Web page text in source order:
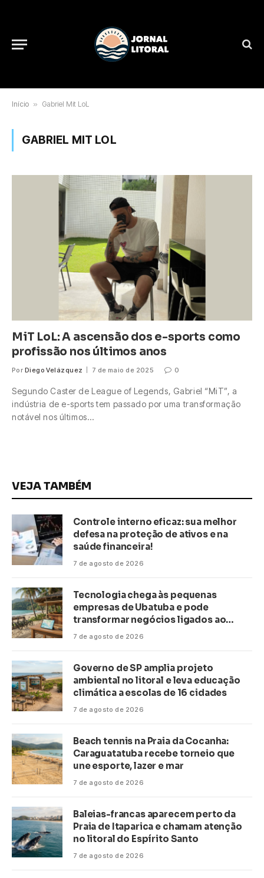
Início » Gabriel Mit LoL
GABRIEL MIT LOL
MiT LoL: A ascensão dos e-sports como
profissão nos últimos anos
Por Diego Velázquez 7 de maio de 2025 0
Segundo Caster de League of Legends, Gabriel “MiT”, a
indústria de e-sports tem passado por uma transformação
notável nos últimos…
VEJA TAMBÉM
Controle interno eficaz: sua melhor
defesa na proteção de ativos e na
saúde financeira!
7 de agosto de 2026
Tecnologia chega às pequenas
empresas de Ubatuba e pode
transformar negócios ligados ao
turismo no litoral
7 de agosto de 2026
Governo de SP amplia projeto
ambiental no litoral e leva educação
climática a escolas de 16 cidades
7 de agosto de 2026
Beach tennis na Praia da Cocanha:
Caraguatatuba recebe torneio que
une esporte, lazer e mar
7 de agosto de 2026
Baleias-francas aparecem perto da
Praia de Itaparica e chamam atenção
no litoral do Espírito Santo
7 de agosto de 2026